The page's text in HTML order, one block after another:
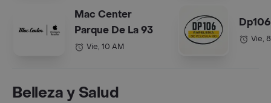
Mac Center
Parque De La 93
Vie, 10 AM
Dp106
Vie,
Belleza y Salud